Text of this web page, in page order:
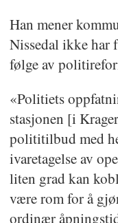
Han mener
Nissedal ikke har
følge av
«Politiets
stasjonen [i
polititilbud med
ivaretagelse av
liten grad kan
være rom for å
ordinær